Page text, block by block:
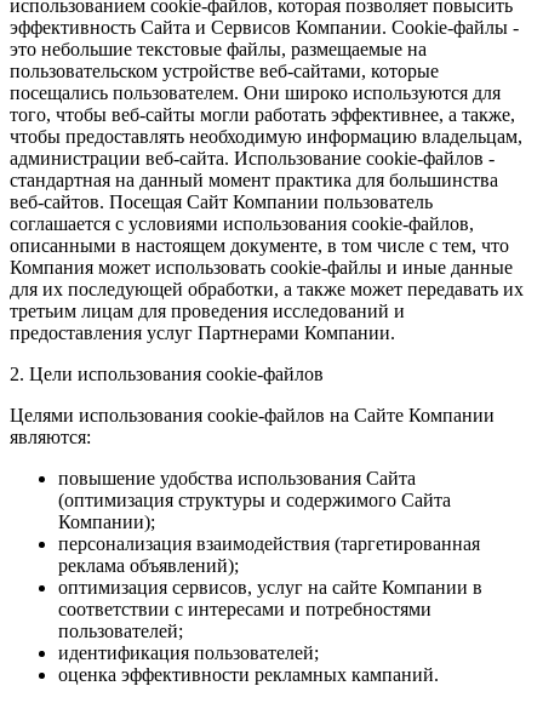
использованием cookie-файлов, которая позволяет повысить
эффективность Сайта и Сервисов Компании. Сookie-файлы -
это небольшие текстовые файлы, размещаемые на
пользовательском устройстве веб-сайтами, которые
посещались пользователем. Они широко используются для
того, чтобы веб-сайты могли работать эффективнее, а также,
чтобы предоставлять необходимую информацию владельцам,
администрации веб-сайта. Использование cookie-файлов -
стандартная на данный момент практика для большинства
веб-сайтов. Посещая Сайт Компании пользователь
соглашается с условиями использования cookie-файлов,
описанными в настоящем документе, в том числе с тем, что
Компания может использовать cookie-файлы и иные данные
для их последующей обработки, а также может передавать их
третьим лицам для проведения исследований и
предоставления услуг Партнерами Компании.
2. Цели использования cookie-файлов
Целями использования cookie-файлов на Сайте Компании
являются:
повышение удобства использования Сайта
(оптимизация структуры и содержимого Сайта
Компании);
персонализация взаимодействия (таргетированная
реклама объявлений);
оптимизация сервисов, услуг на сайте Компании в
соответствии с интересами и потребностями
пользователей;
идентификация пользователей;
оценка эффективности рекламных кампаний.